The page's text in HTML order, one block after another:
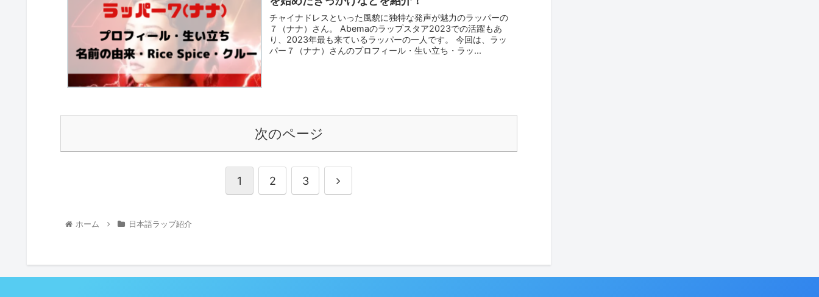
チャイナドレスといった風貌に独特な発声が魅力のラッパーの
７（ナナ）さん。 Abemaのラップスタア2023での活躍もあ
り、2023年最も来ているラッパーの一人です。 今回は、ラッ
パー７（ナナ）さんのプロフィール・生い立ち・ラッ...
次のページ
1 2 3
ホーム 日本語ラップ紹介